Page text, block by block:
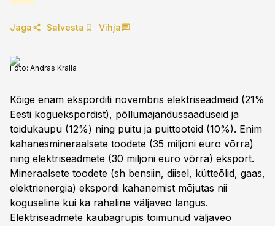
Jaga Salvesta Vihja
Foto: Andras Kralla
Kõige enam eksporditi novembris elektriseadmeid (21%
Eesti koguekspordist), põllumajandussaaduseid ja
toidukaupu (12%) ning puitu ja puittooteid (10%). Enim
kahanesmineraalsete toodete (35 miljoni euro võrra)
ning elektriseadmete (30 miljoni euro võrra) eksport.
Mineraalsete toodete (sh bensiin, diisel, kütteõlid, gaas,
elektrienergia) ekspordi kahanemist mõjutas nii
koguseline kui ka rahaline väljaveo langus.
Elektriseadmete kaubagrupis toimunud väljaveo